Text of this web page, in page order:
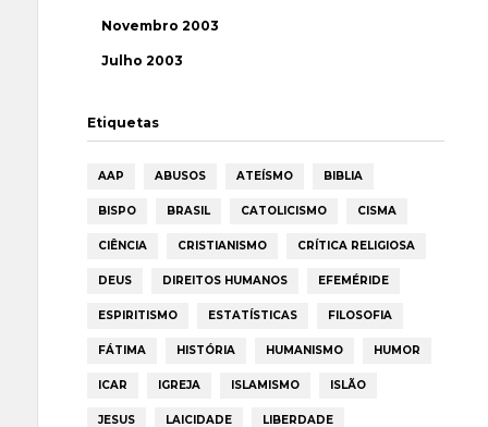
Novembro 2003
Julho 2003
Etiquetas
AAP ABUSOS ATEÍSMO BIBLIA
BISPO BRASIL CATOLICISMO CISMA
CIÊNCIA CRISTIANISMO CRÍTICA RELIGIOSA
DEUS DIREITOS HUMANOS EFEMÉRIDE
ESPIRITISMO ESTATÍSTICAS FILOSOFIA
FÁTIMA HISTÓRIA HUMANISMO HUMOR
ICAR IGREJA ISLAMISMO ISLÃO
JESUS LAICIDADE LIBERDADE